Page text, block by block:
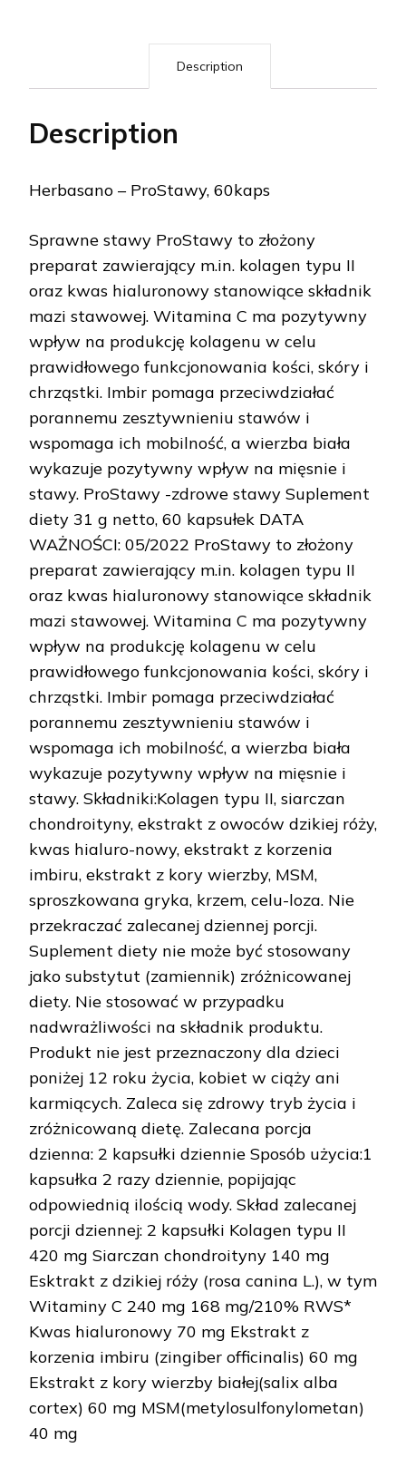
Description
Description
Herbasano – ProStawy, 60kaps
Sprawne stawy ProStawy to złożony
preparat zawierający m.in. kolagen typu II
oraz kwas hialuronowy stanowiące składnik
mazi stawowej. Witamina C ma pozytywny
wpływ na produkcję kolagenu w celu
prawidłowego funkcjonowania kości, skóry i
chrząstki. Imbir pomaga przeciwdziałać
porannemu zesztywnieniu stawów i
wspomaga ich mobilność, a wierzba biała
wykazuje pozytywny wpływ na mięsnie i
stawy. ProStawy -zdrowe stawy Suplement
diety 31 g netto, 60 kapsułek DATA
WAŻNOŚCI: 05/2022 ProStawy to złożony
preparat zawierający m.in. kolagen typu II
oraz kwas hialuronowy stanowiące składnik
mazi stawowej. Witamina C ma pozytywny
wpływ na produkcję kolagenu w celu
prawidłowego funkcjonowania kości, skóry i
chrząstki. Imbir pomaga przeciwdziałać
porannemu zesztywnieniu stawów i
wspomaga ich mobilność, a wierzba biała
wykazuje pozytywny wpływ na mięsnie i
stawy. Składniki:Kolagen typu II, siarczan
chondroityny, ekstrakt z owoców dzikiej róży,
kwas hialuro-nowy, ekstrakt z korzenia
imbiru, ekstrakt z kory wierzby, MSM,
sproszkowana gryka, krzem, celu-loza. Nie
przekraczać zalecanej dziennej porcji.
Suplement diety nie może być stosowany
jako substytut (zamiennik) zróżnicowanej
diety. Nie stosować w przypadku
nadwrażliwości na składnik produktu.
Produkt nie jest przeznaczony dla dzieci
poniżej 12 roku życia, kobiet w ciąży ani
karmiących. Zaleca się zdrowy tryb życia i
zróżnicowaną dietę. Zalecana porcja
dzienna: 2 kapsułki dziennie Sposób użycia:1
kapsułka 2 razy dziennie, popijając
odpowiednią ilością wody. Skład zalecanej
porcji dziennej: 2 kapsułki Kolagen typu II
420 mg Siarczan chondroityny 140 mg
Esktrakt z dzikiej róży (rosa canina L.), w tym
Witaminy C 240 mg 168 mg/210% RWS*
Kwas hialuronowy 70 mg Ekstrakt z
korzenia imbiru (zingiber officinalis) 60 mg
Ekstrakt z kory wierzby białej(salix alba
cortex) 60 mg MSM(metylosulfonylometan)
40 mg